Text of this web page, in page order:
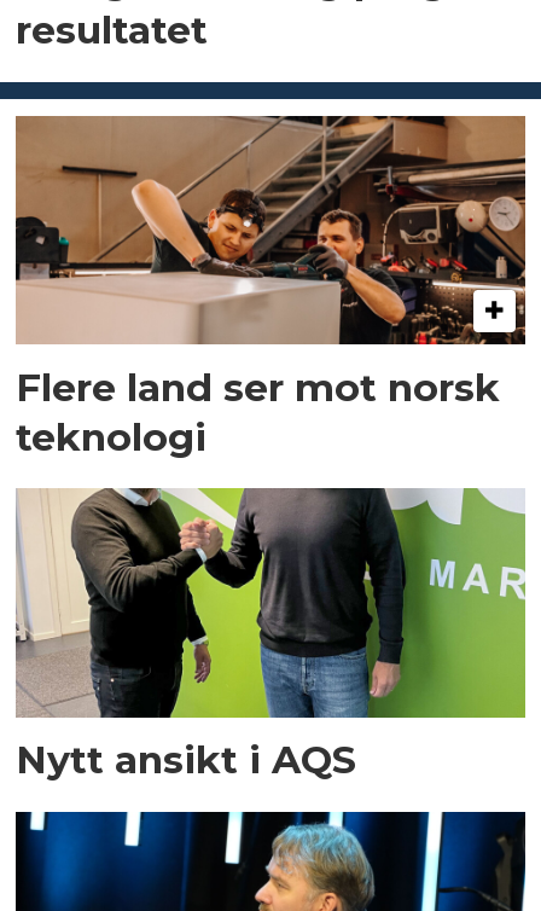
resultatet
Flere land ser mot norsk
teknologi
Nytt ansikt i AQS